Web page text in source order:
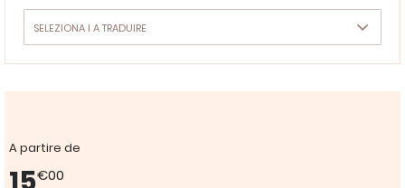
A partire de
€00